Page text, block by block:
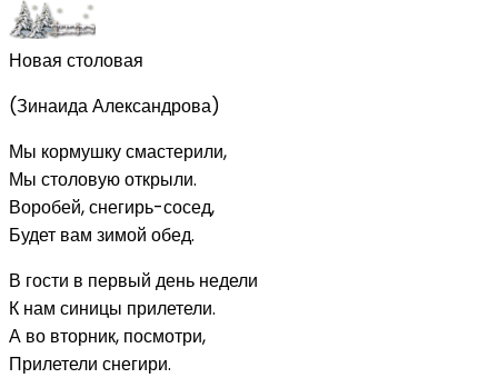
Новая столовая
(Зинаида Александрова)
Мы кормушку смастерили,
Мы столовую открыли.
Воробей, снегирь-сосед,
Будет вам зимой обед.
В гости в первый день недели
К нам синицы прилетели.
А во вторник, посмотри,
Прилетели снегири.